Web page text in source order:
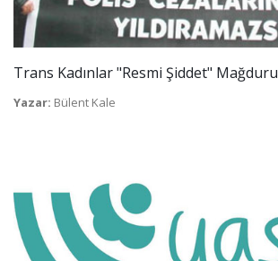
Trans Kadınlar "Resmi Şiddet" Mağduru
Yazar: Bülent Kale